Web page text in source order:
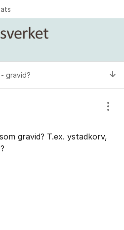
gravid?
gravid? T.ex. ystadkorv,